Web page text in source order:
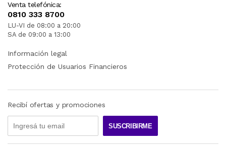
Venta telefónica:
0810 333 8700
LU-VI de 08:00 a 20:00
SA de 09:00 a 13:00
Información legal
Protección de Usuarios Financieros
Recibí ofertas y promociones
SUSCRIBIRME